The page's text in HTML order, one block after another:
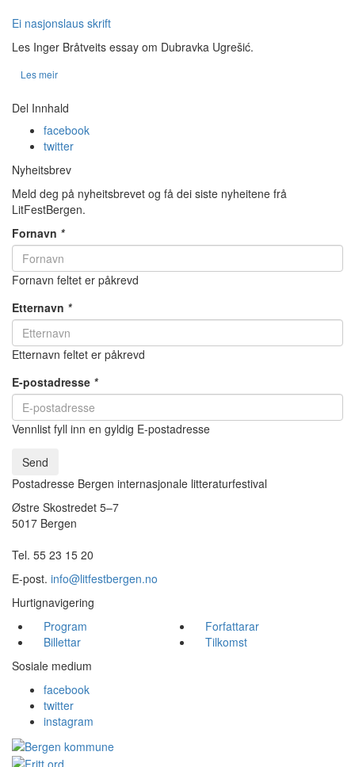
Ei nasjonslaus skrift
Les Inger Bråtveits essay om Dubravka Ugrešić.
Les meir
Del Innhald
facebook
twitter
Nyheitsbrev
Meld deg på nyheitsbrevet og få dei siste nyheitene frå
LitFestBergen.
Fornavn *
Fornavn feltet er påkrevd
Etternavn *
Etternavn feltet er påkrevd
E-postadresse *
Vennlist fyll inn en gyldig E-postadresse
Send
Postadresse Bergen internasjonale litteraturfestival
Østre Skostredet 5–7
5017 Bergen
Tel. 55 23 15 20
E-post. info@litfestbergen.no
Hurtignavigering
Program
Forfattarar
Billettar
Tilkomst
Sosiale medium
facebook
twitter
instagram